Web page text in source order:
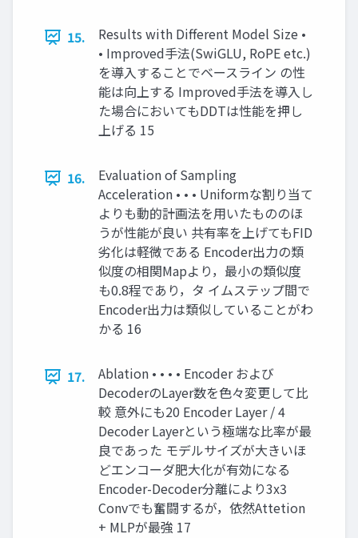
15.
Results with Different Model Size •
• Improved手法(SwiGLU, RoPE etc.)
を導入することでベースライン の性
能は向上する Improved手法を導入し
た場合においてもDDTは性能を押し
上げる 15
16.
Evaluation of Sampling
Acceleration • • • Uniformな割り当て
よりも動的計画法を用いたもののほ
うが性能が良い 共有率を上げてもFID
劣化は軽微である Encoder出力の類
似度の相関Mapより，最小の類似度
も0.8程であり，タ イムステップ間で
Encoder出力は類似していることがわ
かる 16
17.
Ablation • • • • Encoder および
DecoderのLayer数を色々変更して比
較 意外にも20 Encoder Layer / 4
Decoder Layerという極端な比率が最
良であった モデルサイズが大きいほ
どエンコーダ肥大化が有効になる
Encoder-Decoder分離により3x3
Convでも奮闘するが，依然Attetion
+ MLPが最強 17